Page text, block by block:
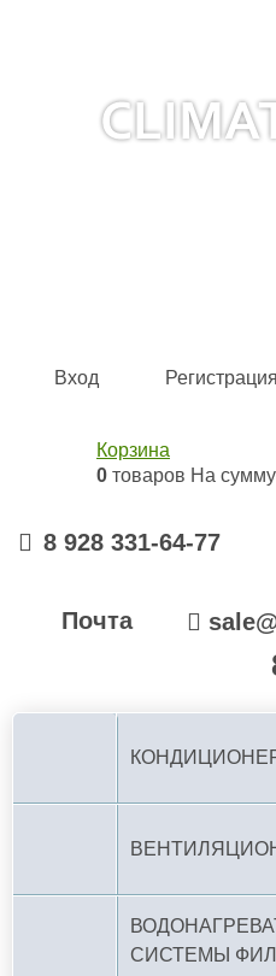
Вход Регистрация
Корзина
0 товаров На сумму
8 928 331-64-77
Почта
СИСТЕМЫ